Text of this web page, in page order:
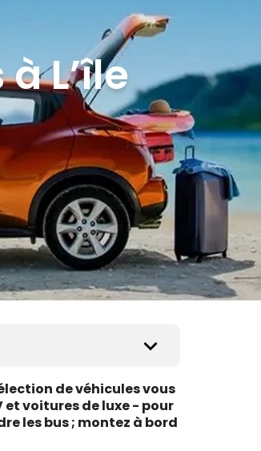
L’île
de véhicules vous
voitures de luxe - pour
les bus ; montez à bord